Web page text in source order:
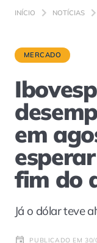
INÍCIO NOTÍCIAS
MERCADO
em
fim do
Já o dólar teve
PUBLICADO EM